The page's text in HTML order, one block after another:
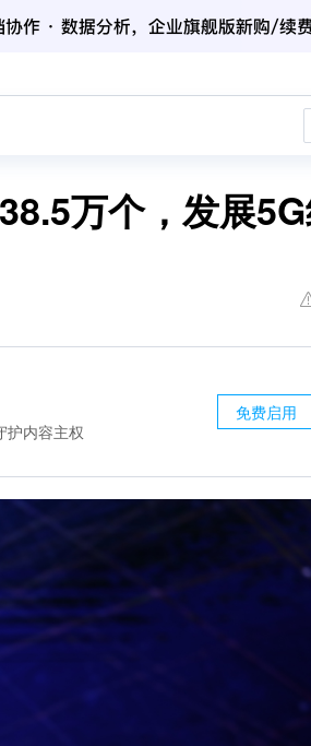
万个，发展
护内容主权
免费启用